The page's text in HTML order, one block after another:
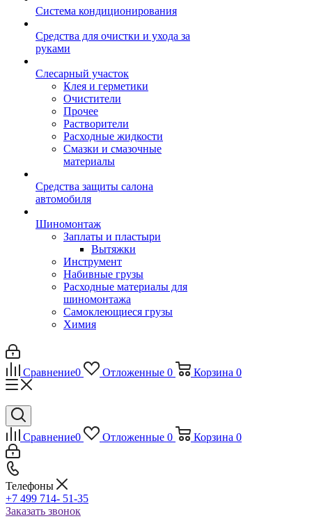
Система кондиционирования
Средства для очистки и ухода за
руками
Слесарный участок
Клея и герметики
Очистители
Прочее
Растворители
Расходные жидкости
Смазки и смазочные
материалы
Средства защиты салона
автомобиля
Шиномонтаж
Заплаты и пластыри
Вытяжки
Инструмент
Набивные грузы
Расходные материалы для
шиномонтажа
Самоклеющиеся грузы
Химия
Сравнение0 Отложенные 0 Корзина 0
Сравнение0 Отложенные 0 Корзина 0
Телефоны
+7 499 714- 51-35
Заказать звонок